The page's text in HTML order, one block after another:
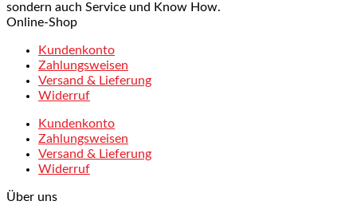
sondern auch Service und Know How.
Online-Shop
Kundenkonto
Zahlungsweisen
Versand & Lieferung
Widerruf
Kundenkonto
Zahlungsweisen
Versand & Lieferung
Widerruf
Über uns